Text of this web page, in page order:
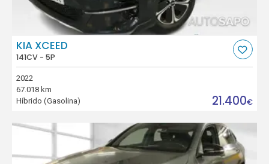
KIA XCEED
141CV - 5P
2022
67.018 km
Híbrido (Gasolina)
21.400€